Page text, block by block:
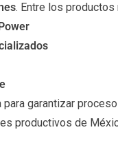
. Entre los
garantizar
productivos de